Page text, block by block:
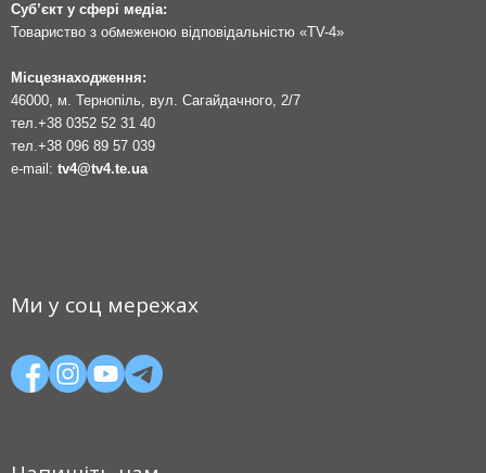
Суб’єкт у сфері медіа:
Товариство з обмеженою відповідальністю «TV-4»
Місцезнаходження:
46000, м. Тернопіль, вул. Сагайдачного, 2/7
тел.+38 0352 52 31 40
тел.+38 096 89 57 039
e-mail: tv4@tv4.te.ua
Ми у соц мережах